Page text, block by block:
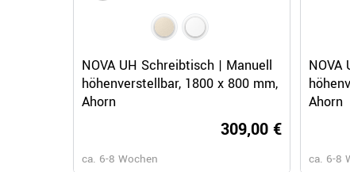
NOVA UH Schreibtisch | Manuell
höhenverstellbar, 1800 x 800 mm,
Ahorn
309,00 €
ca. 6-8 Wochen
NOVA
Ahorn
ca. 6-8